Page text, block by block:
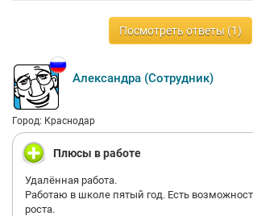
За 3 года я со специалиста по
должность руководителя нового
зарплату больше чем в 2 раза :)
Посмотреть ответы (1)
Александра (Сотрудник)
Город: Краснодар
Плюсы в работе
Удалённая работа.
Работаю в школе пятый год. Есть
роста.